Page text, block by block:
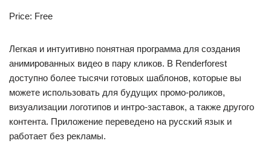
Price: Free
Легкая и интуитивно понятная программа для создания
анимированных видео в пару кликов. В Renderforest
доступно более тысячи готовых шаблонов, которые вы
можете использовать для будущих промо-роликов,
визуализации логотипов и интро-заставок, а также другого
контента. Приложение переведено на русский язык и
работает без рекламы.